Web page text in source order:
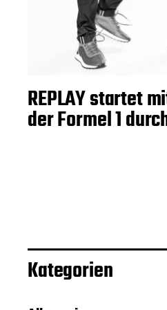
REPLAY startet
der Formel 1
Kategorien